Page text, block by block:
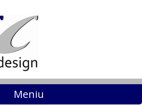
Meniu Sari la conținut